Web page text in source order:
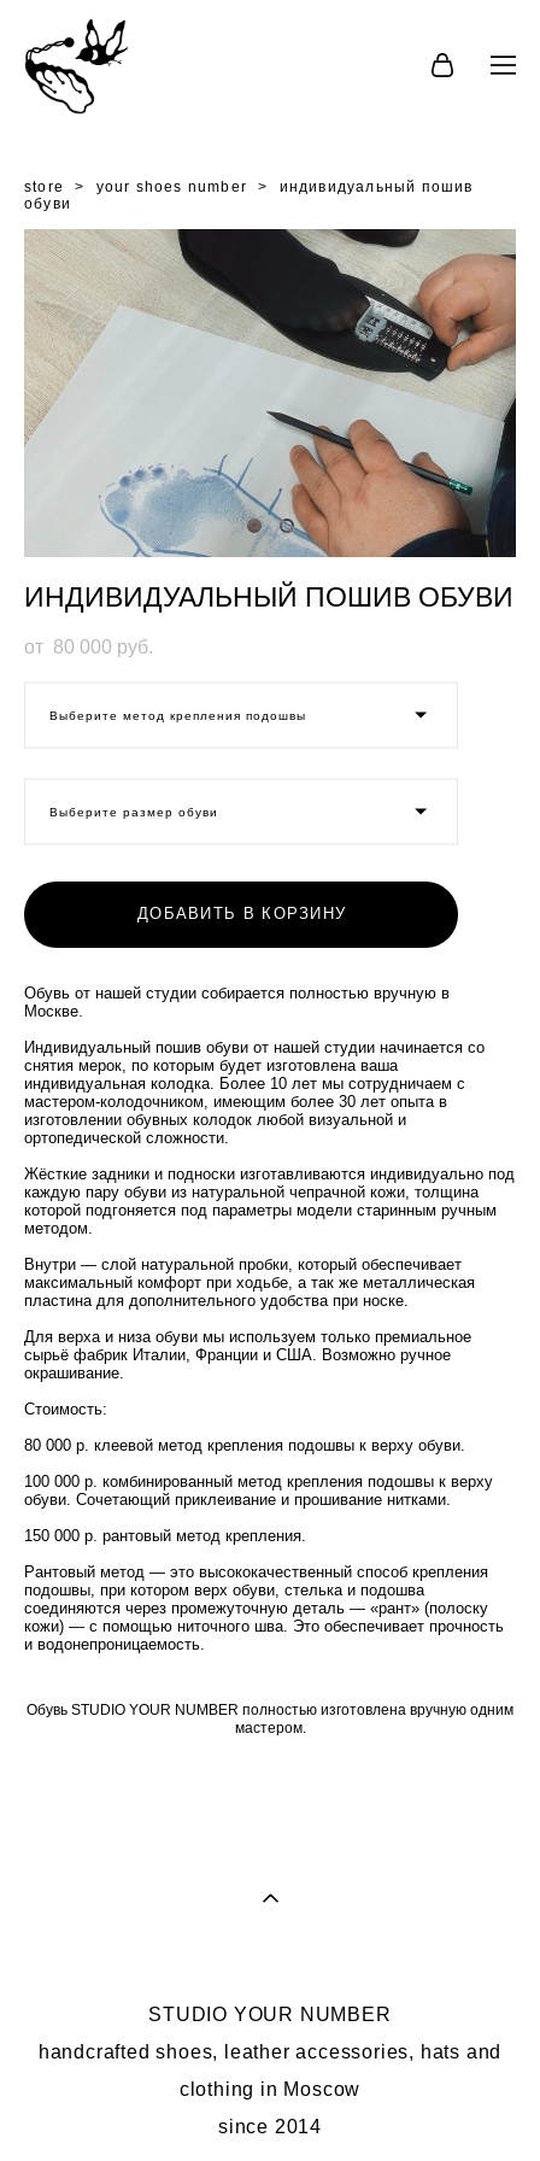
store > your shoes number >
индивидуальный пошив
обуви
ИНДИВИДУАЛЬНЫЙ ПОШИВ ОБУВИ
от 80 000 pуб.
Выберите метод крепления подошвы
Выберите размер обуви
ДОБАВИТЬ В КОРЗИНУ
Обувь от нашей студии собирается полностью вручную в
Москве.
Индивидуальный пошив обуви от нашей студии начинается со
снятия мерок, по которым будет изготовлена ваша
индивидуальная колодка. Более 10 лет мы сотрудничаем с
мастером-колодочником, имеющим более 30 лет опыта в
изготовлении обувных колодок любой визуальной и
ортопедической сложности.
Жёсткие задники и подноски изготавливаются индивидуально под
каждую пару обуви из натуральной чепрачной кожи, толщина
которой подгоняется под параметры модели старинным ручным
методом.
Внутри — слой натуральной пробки, который обеспечивает
максимальный комфорт при ходьбе, а так же металлическая
пластина для дополнительного удобства при носке.
Для верха и низа обуви мы используем только премиальное
сырьё фабрик Италии, Франции и США. Возможно ручное
окрашивание.
Стоимость:
80 000 р. клеевой метод крепления подошвы к верху обуви.
100 000 р. комбинированный метод крепления подошвы к верху
обуви. Сочетающий приклеивание и прошивание нитками.
150 000 р. рантовый метод крепления.
Рантовый метод — это высококачественный способ крепления
подошвы, при котором верх обуви, стелька и подошва
соединяются через промежуточную деталь — «рант» (полоску
кожи) — с помощью ниточного шва. Это обеспечивает прочность
и водонепроницаемость.
Обувь STUDIO YOUR NUMBER полностью изготовлена вручную одним
мастером.
STUDIO YOUR NUMBER
handcrafted shoes, leather accessories, hats and
clothing in Moscow
since 2014